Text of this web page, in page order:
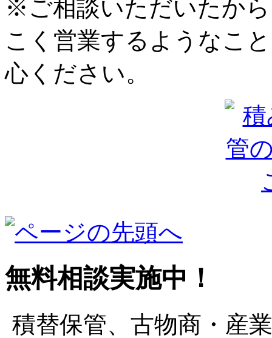
※ご相談いただいたか
こく営業するようなこ
心ください。
無料相談実施中！
積替保管、古物商・産